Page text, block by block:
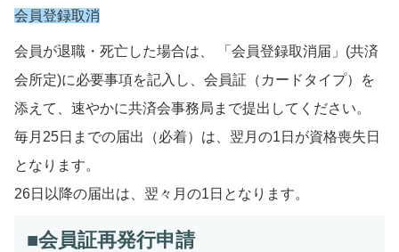
会員登録取消
会員が退職・死亡した場合は、 「会員登録取消届」(共済
会所定)に必要事項を記入し、会員証（カードタイプ）を
添えて、速やかに共済会事務局まで提出してください。
毎月25日までの届出（必着）は、翌月の1日が資格喪失日
となります。
26日以降の届出は、翌々月の1日となります。
■会員証再発行申請